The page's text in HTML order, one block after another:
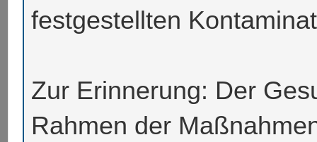
festgestellten
Zur Erinnerung: Der
Rahmen der